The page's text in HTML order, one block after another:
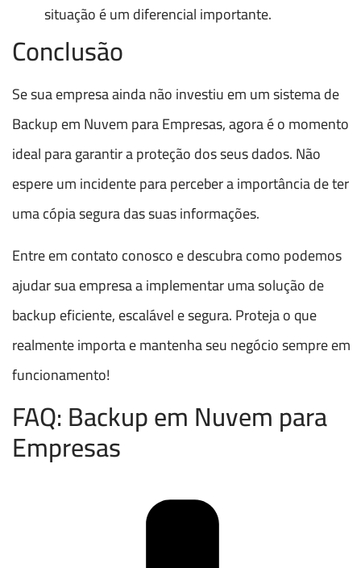
situação é um diferencial importante.
Conclusão
Se sua empresa ainda não investiu em um sistema de
Backup em Nuvem para Empresas, agora é o momento
ideal para garantir a proteção dos seus dados. Não
espere um incidente para perceber a importância de ter
uma cópia segura das suas informações.
Entre em contato conosco e descubra como podemos
ajudar sua empresa a implementar uma solução de
backup eficiente, escalável e segura. Proteja o que
realmente importa e mantenha seu negócio sempre em
funcionamento!
FAQ: Backup em Nuvem para
Empresas